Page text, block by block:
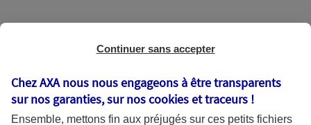
Continuer sans accepter
Chez AXA nous nous engageons à être transparents
sur nos garanties, sur noscookies et traceurs !
Ensemble, mettons fin aux préjugés sur ces petits fichiers